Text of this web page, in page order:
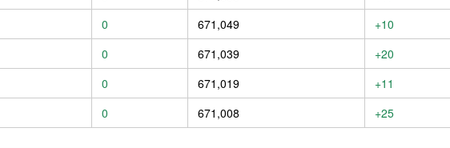
0 671,049
+10
0 671,039
+20
0 671,019
+11
0 671,008
+25